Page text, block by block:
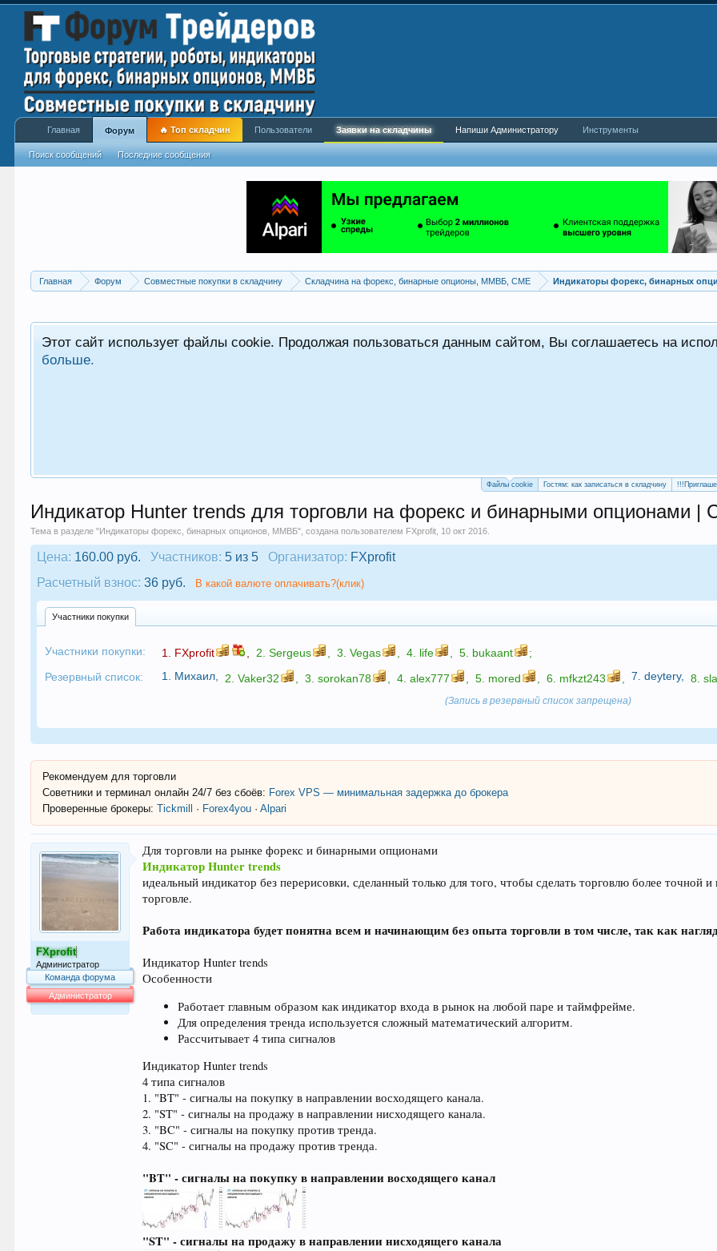
Главная Форум Совместные покупки в складчину Складчина на форекс, бинарные опционы, ММВБ, CME Индикаторы форекс, бинарных
Этот сайт использует файлы cookie. Продолжая пользоваться данным сайтом, Вы соглашаетесь на
больше.
Файлы cookie Гостям: как записаться в складчину
Индикатор Hunter trends для торговли на форекс и бинарными опционами |
Тема в разделе "Индикаторы форекс, бинарных опционов, ММВБ", создана пользователем FXprofit 10 окт 2016
Цена: 160.00 руб. Участников: 5 из 5 Организатор: FXprofit
Расчетный взнос: 36 руб. В какой валюте оплачивать?(клик)
Участники покупки
Участники покупки: 1. FXprofit 2.Sergeus 3.Vegas 4. life 5. bukaant
;
Резервный список:
1. Михаил 2.Vaker32 3.sorokan78 4.alex777 5. mored 6. mfkzt243 7.deytery, 8.
(Запись в резервный список запрещена)
Рекомендуем для торговли
Советники и терминал онлайн 24/7 без сбоёв: Forex VPS — минимальная задержка до брокера
Проверенные брокеры: Tickmill · Forex4you ·Alpari
FXprofit
Администратор
Команда форума
Администратор
Для торговли на рынке форекс и бинарными опционами
Индикатор Hunter trends
идеальный индикатор без перерисовки, сделанный только для того, чтобы сделать торговлю более
торговле.
Работа индикатора будет понятна всем и начинающим без опыта торговли в том числе, так как
Индикатор Hunter trends
Особенности
Работает главным образом как индикатор входа в рынок на любой паре и таймфрейме.
Для определения тренда используется сложный математический алгоритм.
Рассчитывает 4 типа сигналов
Индикатор Hunter trends
4 типа сигналов
1. "BT" - сигналы на покупку в направлении восходящего канала.
2. "ST" - сигналы на продажу в направлении нисходящего канала.
3. "BC" - сигналы на покупку против тренда.
4. "SC" - сигналы на продажу против тренда.
"BT" - сигналы на покупку в направлении восходящего канал
"ST" - сигналы на продажу в направлении нисходящего канала
Главная Форум
Поиск сообщений Последние сообщения
🔥 Топ складчин Пользователи Заявки на складчины Напиши Администратору Инструменты